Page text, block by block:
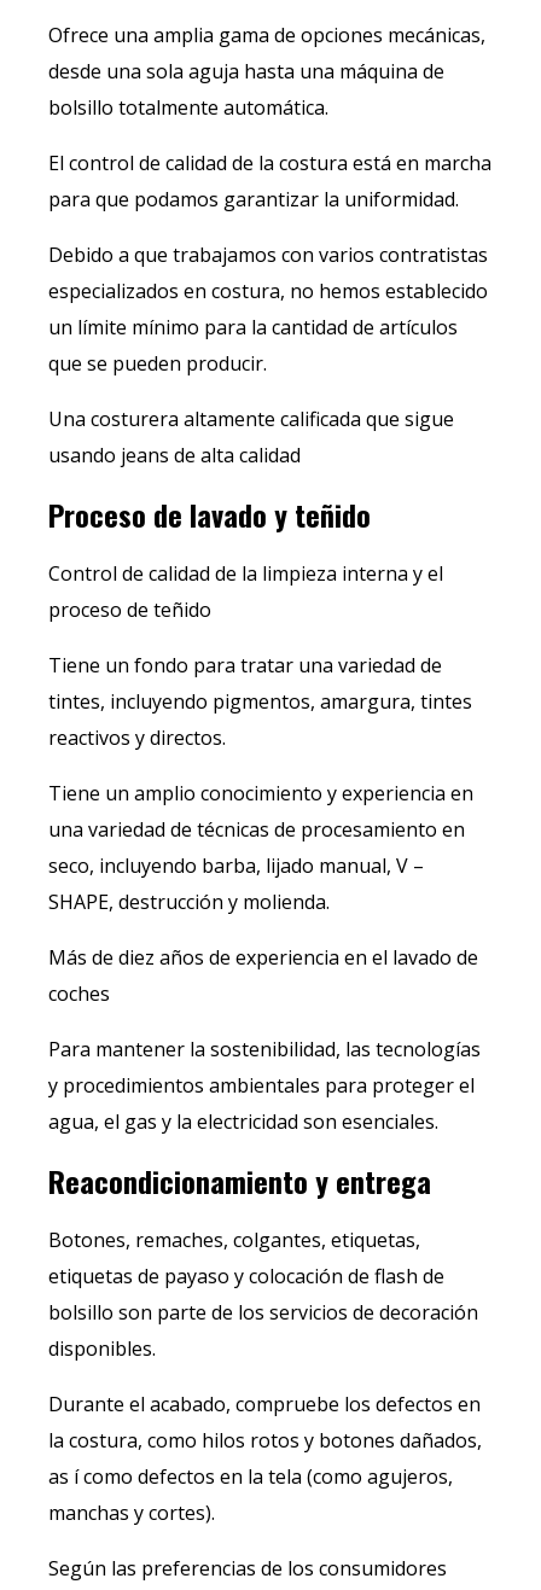
Ofrece una amplia gama de opciones mecánicas,
desde una sola aguja hasta una máquina de
bolsillo totalmente automática.
El control de calidad de la costura está en marcha
para que podamos garantizar la uniformidad.
Debido a que trabajamos con varios contratistas
especializados en costura, no hemos establecido
un límite mínimo para la cantidad de artículos
que se pueden producir.
Una costurera altamente calificada que sigue
usando jeans de alta calidad
Proceso de lavado y teñido
Control de calidad de la limpieza interna y el
proceso de teñido
Tiene un fondo para tratar una variedad de
tintes, incluyendo pigmentos, amargura, tintes
reactivos y directos.
Tiene un amplio conocimiento y experiencia en
una variedad de técnicas de procesamiento en
seco, incluyendo barba, lijado manual, V –
SHAPE, destrucción y molienda.
Más de diez años de experiencia en el lavado de
coches
Para mantener la sostenibilidad, las tecnologías
y procedimientos ambientales para proteger el
agua, el gas y la electricidad son esenciales.
Reacondicionamiento y entrega
Botones, remaches, colgantes, etiquetas,
etiquetas de payaso y colocación de flash de
bolsillo son parte de los servicios de decoración
disponibles.
Durante el acabado, compruebe los defectos en
la costura, como hilos rotos y botones dañados,
as í como defectos en la tela (como agujeros,
manchas y cortes).
Según las preferencias de los consumidores